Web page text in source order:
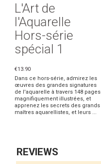
L'Art de
l'Aquarelle
Hors-série
spécial 1
€13.90
Dans ce hors-série, admirez les
œuvres des grandes signatures
de l'aquarelle à travers 148 pages
magnifiquement illustrées, et
apprenez les secrets des grands
maîtres aquarellistes, et leurs ...
REVIEWS